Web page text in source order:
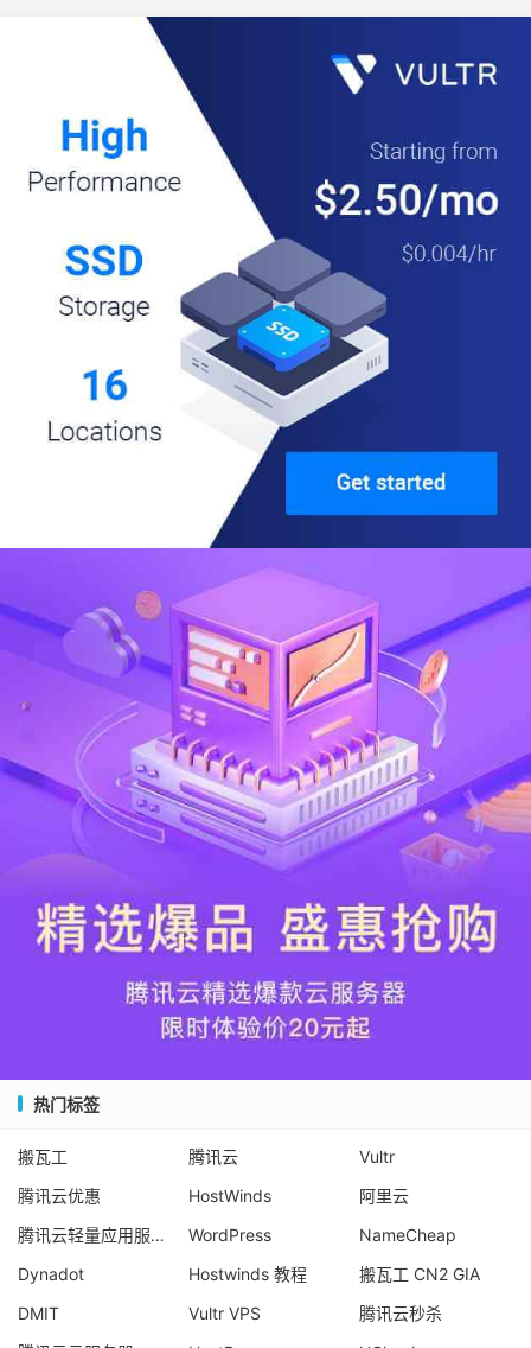
热门标签
搬瓦工 腾讯云
Vultr
腾讯云优惠
HostWinds
阿里云
腾讯云轻量应用服务器
WordPress
NameCheap
Dynadot
Hostwinds 教程
搬瓦工 CN2 GIA
DMIT
Vultr VPS
腾讯云秒杀